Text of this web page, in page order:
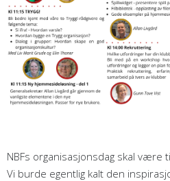
NBFs organisasjonsdag skal
Vi burde egentlig kalt den